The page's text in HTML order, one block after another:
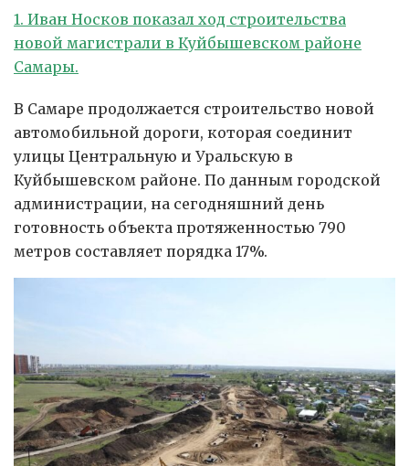
1. Иван Носков показал ход строительства
новой магистрали в Куйбышевском районе
Самары.
В Самаре продолжается строительство новой
автомобильной дороги, которая соединит
улицы Центральную и Уральскую в
Куйбышевском районе. По данным городской
администрации, на сегодняшний день
готовность объекта протяженностью 790
метров составляет порядка 17%.